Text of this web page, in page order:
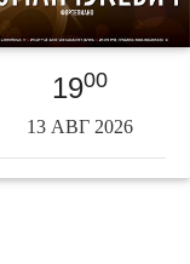
1900
13 АВГ 2026